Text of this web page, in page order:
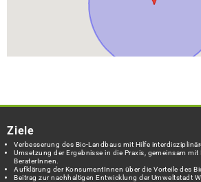
Ziele
Verbesserung des Bio-Landbaus mit Hilfe
Umsetzung der Ergebnisse in die Praxis, gemeinsam mit
BeraterInnen.
Aufklärung der KonsumentInnen über die Vorteile des
Beitrag zur nachhaltigen Entwicklung der Umweltstadt